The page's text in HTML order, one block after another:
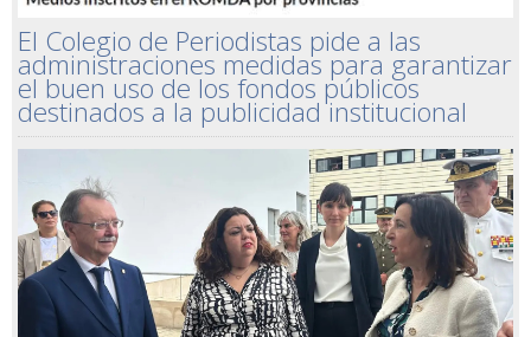
El Colegio de Periodistas pide a las
administraciones medidas para garantizar
el buen uso de los fondos públicos
destinados a la publicidad institucional